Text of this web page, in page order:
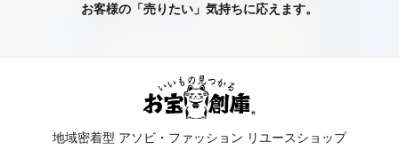
お客様の「売りたい」気持ちに応えます。
地域密着型 アソビ・ファッション リユースショップ